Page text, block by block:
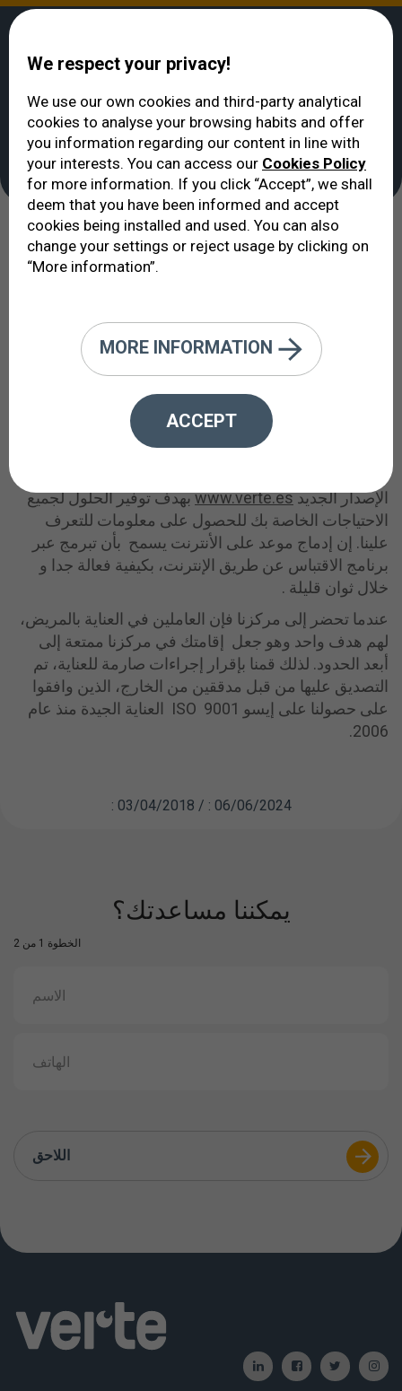
المــــــريض قسم العناية بالمريض
قسم العناية بالمريض
عناية طب العيون الممتازة رهن إشارتك.
التي تجعل المريض يتذكر المعاملة اللطيفة التي تلقاها، كما
يتذكر التنظيم الجيد للعملية الطبية والمساعدة.
كل مكالمة هاتفية في لغتك، يتلقاها فريقنا العامل في
الهاتف الذي ييسر جميع الترتيبات التي تحتاج إليها أو أية
أسئلة / اقتراحات قد تكون لديك حول الخدمات التي نقدمها.
رقم هاتف واحد يجعل الاتصال سهلا.
الإصدار الجديدwww.verte.esبهدف توفير الحلول لجميع
الاحتياجات الخاصة بك للحصول على معلومات للتعرف
علينا. إن إدماج موعد على الأنترنت يسمح بأن تبرمج عبر
برنامج الاقتباس عن طريق الإنترنت، بكيفية فعالة جدا و
خلال ثوان قليلة .
عندما تحضر إلى مركزنا فإن العاملين في العناية بالمريض،
لهم هدف واحد وهو جعل إقامتك في مركزنا ممتعة إلى
أبعد الحدود. لذلك قمنا بإقرار إجراءات صارمة للعناية، تم
التصديق عليها من قبل مدققين من الخارج، الذين وافقوا
على حصولنا على إيسو ISO 9001 العناية الجيدة منذ عام
2006.
: 03/04/2018 / : 06/06/2024
يمكننا مساعدتك؟
الخطوة 1 من 2
اللاحق
We respect your privacy!
We use our own cookies and third-party analytical
cookies to analyse your browsing habits and offer
you information regarding our content in line with
your interests. You can access our Cookies Policy
for more information. If you click “Accept”, we shall
deem that you have been informed and accept
cookies being installed and used. You can also
change your settings or reject usage by clicking on
“More information”.
MORE INFORMATION
ACCEPT